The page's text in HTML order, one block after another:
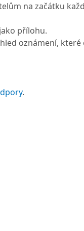
na začátku
přílohu.
oznámení, které
.